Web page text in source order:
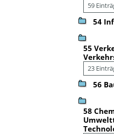
59
54
55
23
56
58